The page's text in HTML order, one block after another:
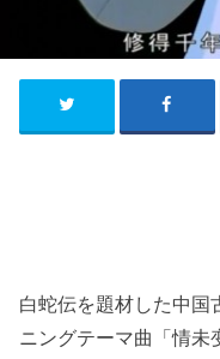
白蛇伝を題材した中国
ニングテーマ曲「情未